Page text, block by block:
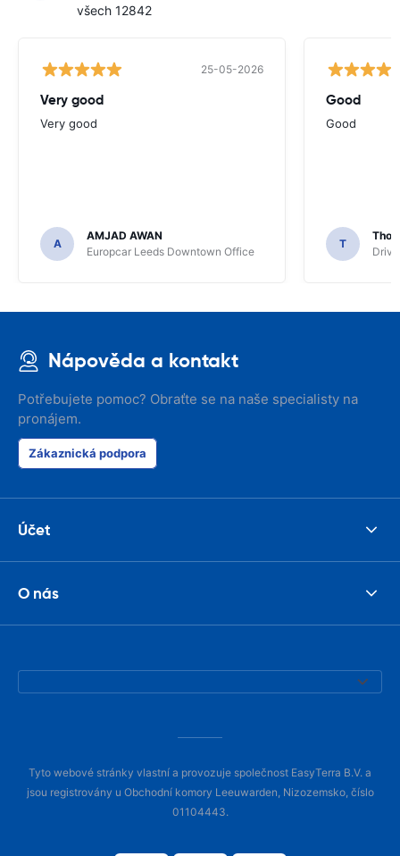
všech 12842
25-05-2026
Very good
Very good
A
AMJAD AWAN
Europcar Leeds Downtown Office
Good
Good
T
Nápověda a kontakt
Potřebujete pomoc? Obraťte se na naše specialisty na
pronájem.
Zákaznická podpora
Účet
O nás
Tyto webové stránky vlastní a provozuje společnost EasyTerra B.V. a
jsou registrovány u Obchodní komory Leeuwarden, Nizozemsko, číslo
01104443.